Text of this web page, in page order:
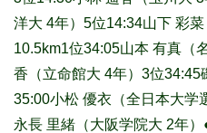
洋大 4年）5位14:34山下 彩
10.5km1位34:05山本 有真（
香（立命館大 4年）3位34:45
35:00小松 優衣（全日本大学
永長 里緒（大阪学院大 2年